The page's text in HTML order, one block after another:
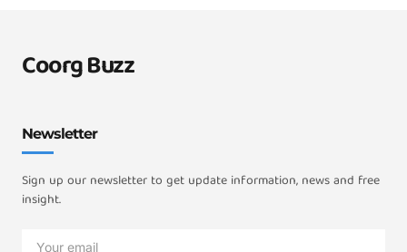
Coorg Buzz
Newsletter
Sign up our newsletter to get update information, news and free
insight.